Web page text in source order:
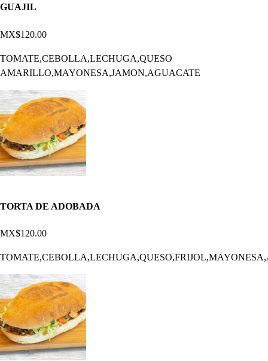
GUAJIL
MX$120.00
TOMATE,CEBOLLA,LECHUGA,QUESO
AMARILLO,MAYONESA,JAMON,AGUACATE
TORTA DE ADOBADA
MX$120.00